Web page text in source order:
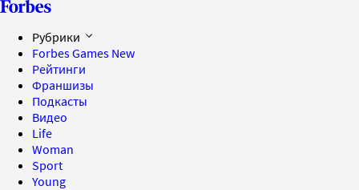
Рубрики
Forbes Games New
Рейтинги
Франшизы
Подкасты
Видео
Life
Woman
Sport
Young